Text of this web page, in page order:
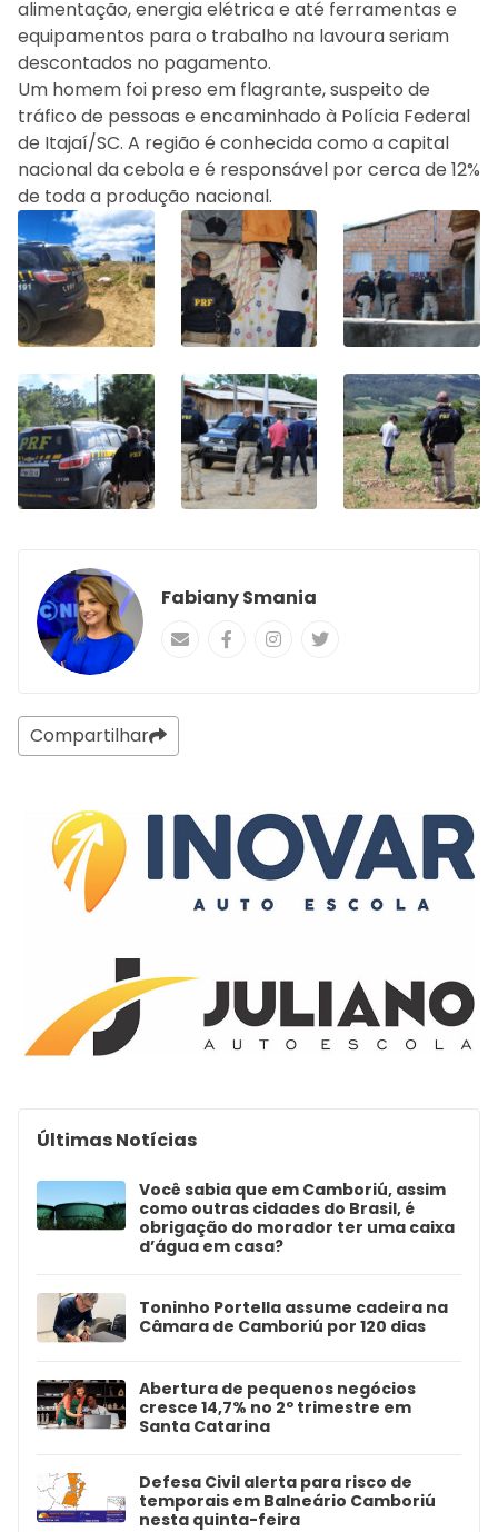
alimentação, energia elétrica e até ferramentas e
equipamentos para o trabalho na lavoura seriam
descontados no pagamento.
Um homem foi preso em flagrante, suspeito de
tráfico de pessoas e encaminhado à Polícia Federal
de Itajaí/SC. A região é conhecida como a capital
nacional da cebola e é responsável por cerca de 12%
de toda a produção nacional.
Fabiany Smania
Compartilhar
Últimas Notícias
Você sabia que em Camboriú, assim
como outras cidades do Brasil, é
obrigação do morador ter uma caixa
d’água em casa?
Toninho Portella assume cadeira na
Câmara de Camboriú por 120 dias
Abertura de pequenos negócios
cresce 14,7% no 2º trimestre em
Santa Catarina
Defesa Civil alerta para risco de
temporais em Balneário Camboriú
nesta quinta-feira